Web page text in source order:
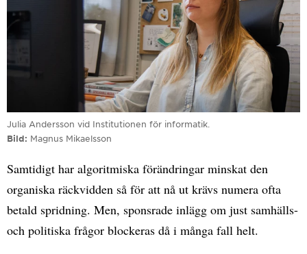
Julia Andersson vid Institutionen för informatik.
Bild
Magnus Mikaelsson
Samtidigt har algoritmiska förändringar minskat den
organiska räckvidden så för att nå ut krävs numera ofta
betald spridning. Men, sponsrade inlägg om just samhälls-
och politiska frågor blockeras då i många fall helt.